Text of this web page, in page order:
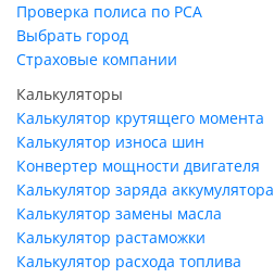
Проверка полиса по РСА
Выбрать город
Страховые компании
Калькуляторы
Калькулятор крутящего момента
Калькулятор износа шин
Конвертер мощности двигателя
Калькулятор заряда аккумулятора
Калькулятор замены масла
Калькулятор растаможки
Калькулятор расхода топлива